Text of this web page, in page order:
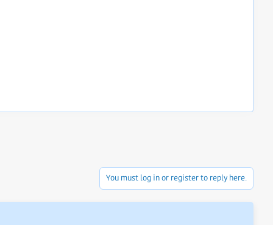
You must log in or register to reply here.